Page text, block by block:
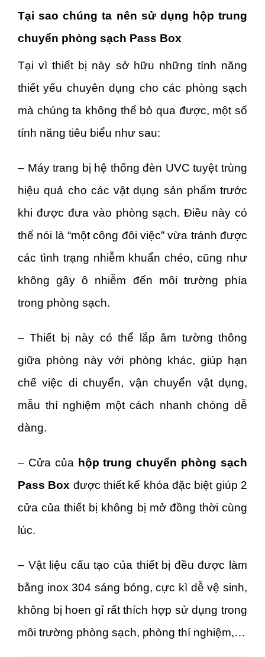
Tại sao chúng ta nên sử dụng hộp trung
chuyển phòng sạch Pass Box
Tại vì thiết bị này sở hữu những tính năng
thiết yếu chuyên dụng cho các phòng sạch
mà chúng ta không thể bỏ qua được, một số
tính năng tiêu biểu như sau:
– Máy trang bị hệ thống đèn UVC tuyệt trùng
hiệu quả cho các vật dụng sản phẩm trước
khi được đưa vào phòng sạch. Điều này có
thể nói là “một công đôi việc” vừa tránh được
các tình trạng nhiễm khuẩn chéo, cũng như
không gây ô nhiễm đến môi trường phía
trong phòng sạch.
– Thiết bị này có thể lắp âm tường thông
giữa phòng này với phòng khác, giúp hạn
chế việc di chuyển, vận chuyển vật dụng,
mẫu thí nghiệm một cách nhanh chóng dễ
dàng.
– Cửa của hộp trung chuyển phòng sạch
Pass Box được thiết kế khóa đặc biệt giúp 2
cửa của thiết bị không bị mở đồng thời cùng
lúc.
– Vật liệu cấu tạo của thiết bị đều được làm
bằng inox 304 sáng bóng, cực kì dễ vệ sinh,
không bị hoen gỉ rất thích hợp sử dụng trong
môi trường phòng sạch, phòng thí nghiệm,…